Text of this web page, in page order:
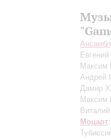
Андрей
Дамир
Моцарт